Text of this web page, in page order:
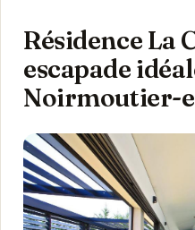
Résidence La
escapade
Noirmoutier-